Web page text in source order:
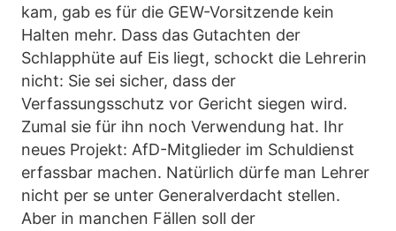
kam, gab es für die GEW-Vorsitzende kein
Halten mehr. Dass das Gutachten der
Schlapphüte auf Eis liegt, schockt die Lehrerin
nicht: Sie sei sicher, dass der
Verfassungsschutz vor Gericht siegen wird.
Zumal sie für ihn noch Verwendung hat. Ihr
neues Projekt: AfD-Mitglieder im Schuldienst
erfassbar machen. Natürlich dürfe man Lehrer
nicht per se unter Generalverdacht stellen.
Aber in manchen Fällen soll der